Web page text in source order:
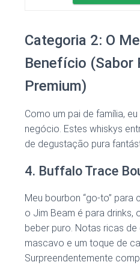
Categoria 2: O
Benefício (Sabor
Premium)
Como um pai de família,
negócio. Estes whiskys
de degustação pura
4. Buffalo Trace
Meu bourbon “go-to” para
o Jim Beam é para drinks,
beber puro. Notas ricas
mascavo e um toque de
Surpreendentemente